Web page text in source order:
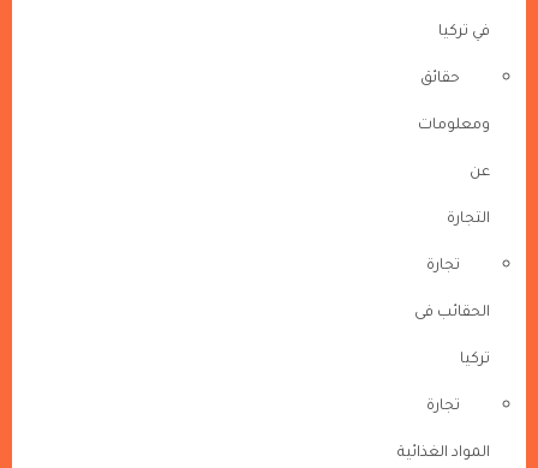
في تركيا
حقائق
ومعلومات
عن
التجارة
تجارة
الحقائب فى
تركيا
تجارة
المواد الغذائية